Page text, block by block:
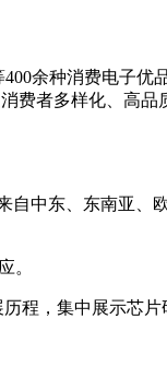
余种消费电子优
费者多样化、高
中东、东南亚、
。
程，集中展示芯片